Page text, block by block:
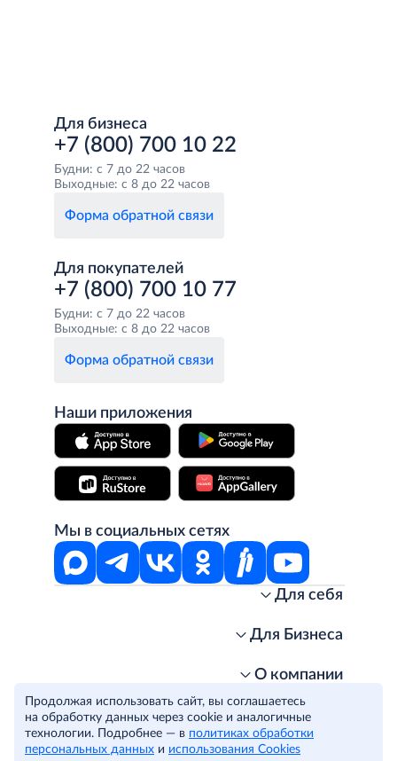
Для бизнеса
+7 (800) 700 10 22
Будни: с 7 до 22 часов
Выходные: с 8 до 22 часов
Форма обратной связи
Для покупателей
+7 (800) 700 10 77
Будни: с 7 до 22 часов
Выходные: с 8 до 22 часов
Форма обратной связи
Наши приложения
Мы в социальных сетях
Для себя
Стань клиентом METRO
Подарочные карты. Активация и баланс
Скидка за подписку
Часто задаваемые вопросы
Для Бизнеса
Получить карту для бизнеса
Для магазинов
Для гостинично-ресторанного бизнеса
Для офисов и предприятий
О компании
Карьера
Пресс-центр
Программа METRO Potentials
Условия и соглашения
Политика конфиденциальности
Правовая информация
© METRO Cash and Carry Russia, 2026
Продолжая использовать сайт, вы соглашаетесь
на обработку данных через cookie и аналогичные
технологии. Подробнее — в политиках обработки
персональных данных и использования Cookies